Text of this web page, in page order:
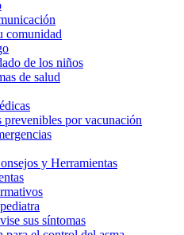
comunidad
de los niños
de salud
prevenibles por vacunación
y Herramientas
sus síntomas